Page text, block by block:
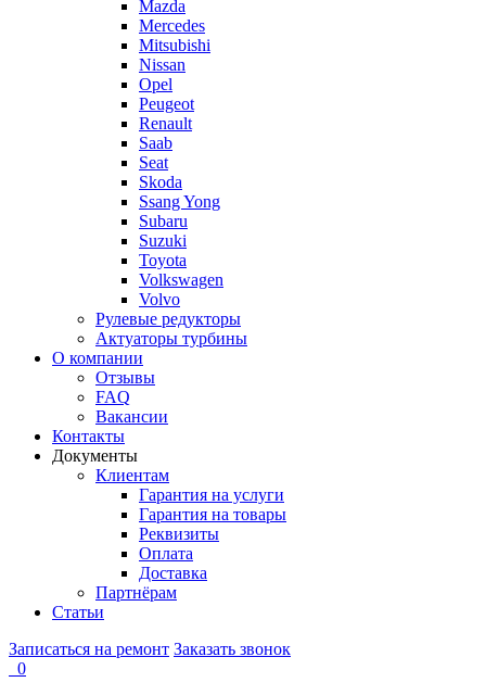
Mazda
Mercedes
Mitsubishi
Nissan
Opel
Peugeot
Renault
Saab
Seat
Skoda
Ssang Yong
Subaru
Suzuki
Toyota
Volkswagen
Volvo
Рулевые редукторы
Актуаторы турбины
О компании
Отзывы
FAQ
Вакансии
Контакты
Документы
Клиентам
Гарантия на услуги
Гарантия на товары
Реквизиты
Оплата
Доставка
Партнёрам
Статьи
Записаться на ремонт Заказать звонок
0